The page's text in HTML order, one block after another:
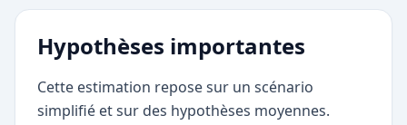
Hypothèses importantes
Cette estimation repose sur un scénario
simplifié et sur des hypothèses moyennes.